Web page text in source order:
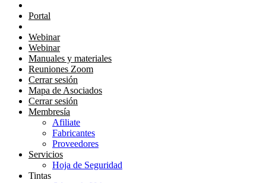
Portal
Webinar
Webinar
Manuales y materiales
Reuniones Zoom
Cerrar sesión
Mapa de Asociados
Cerrar sesión
Membresía
Afiliate
Fabricantes
Proveedores
Servicios
Hoja de Seguridad
Tintas